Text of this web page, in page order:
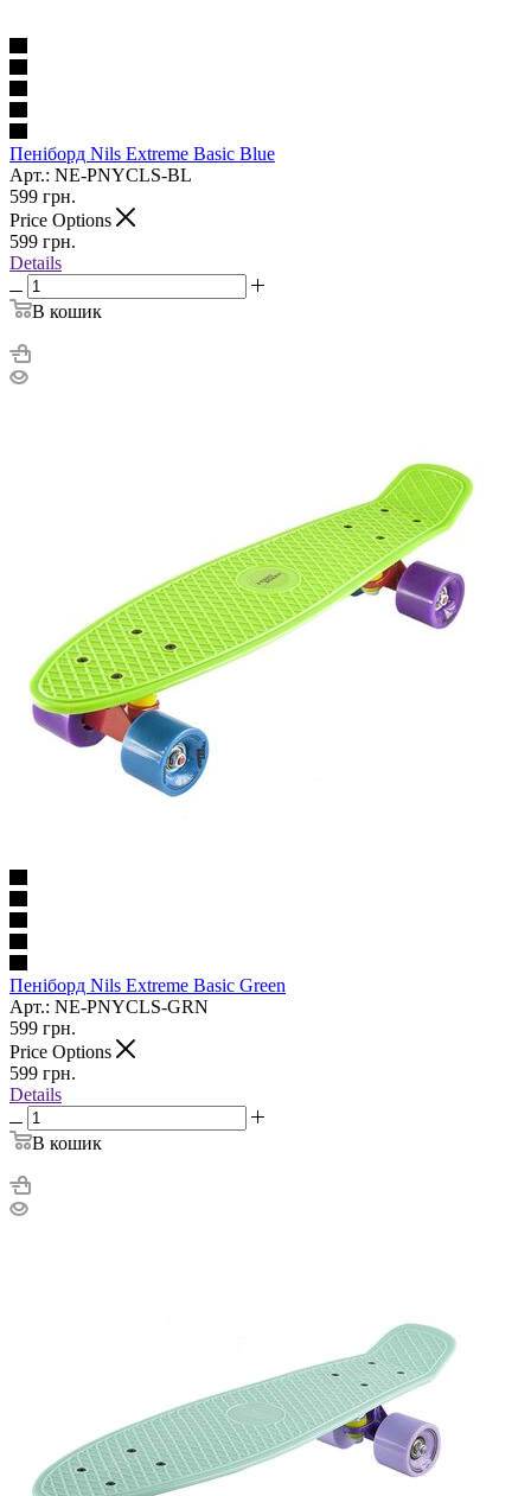
Пеніборд Nils Extreme Basic Blue
Арт.: NE-PNYCLS-BL
599 грн.
Price Options
599 грн.
Details
В кошик
Пеніборд Nils Extreme Basic Green
Арт.: NE-PNYCLS-GRN
599 грн.
Price Options
599 грн.
Details
В кошик